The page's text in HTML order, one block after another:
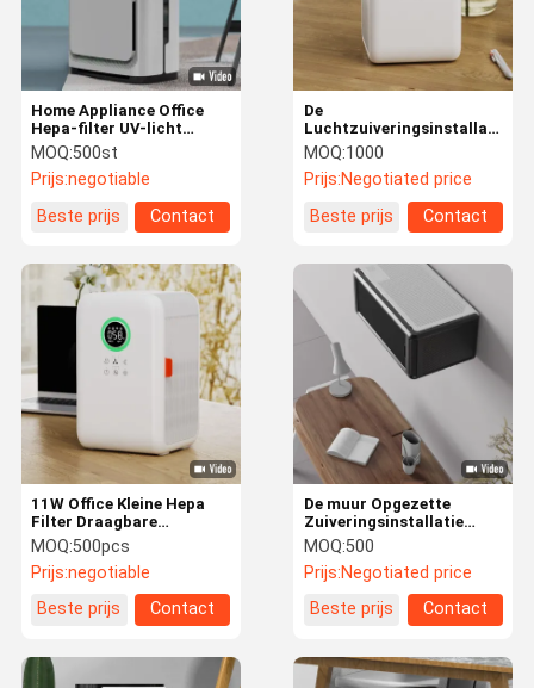
Home Appliance Office
Hepa-filter UV-licht
luchtreiniger 206 CFM
MOQ:500st
Prijs:negotiable
Beste prijs
Contact
De
Luchtzuiveringsinstallatie
Ionizer 70m3/H CADR van
het bureaubureau voor
10m2-Zaal Stof
MOQ:1000
Prijs:Negotiated price
Beste prijs
Contact
11W Office Kleine Hepa
Filter Draagbare
Luchtreiniger XT-KJ070A
Aangepast
MOQ:500pcs
Prijs:negotiable
Beste prijs
Contact
De muur Opgezette
Zuiveringsinstallatie
Hepa H13 van de
Bureaulucht met UVlicht
PM2.5 Controle
MOQ:500
Prijs:Negotiated price
Beste prijs
Contact